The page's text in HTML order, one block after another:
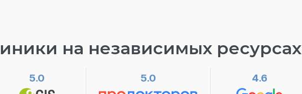
на независимых ресурсах
5.0 5.0 4.6